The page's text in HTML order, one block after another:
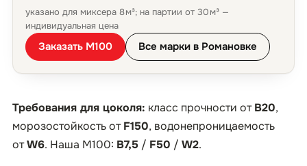
указано для миксера 8 м³; на партии от 30 м³ —
индивидуальная цена
Заказать М100 Все марки в Романовке
Требования для цоколя: класс прочности отB20,
морозостойкость отF150, водонепроницаемость
отW6. Наша М100: B7,5 / F50 / W2.